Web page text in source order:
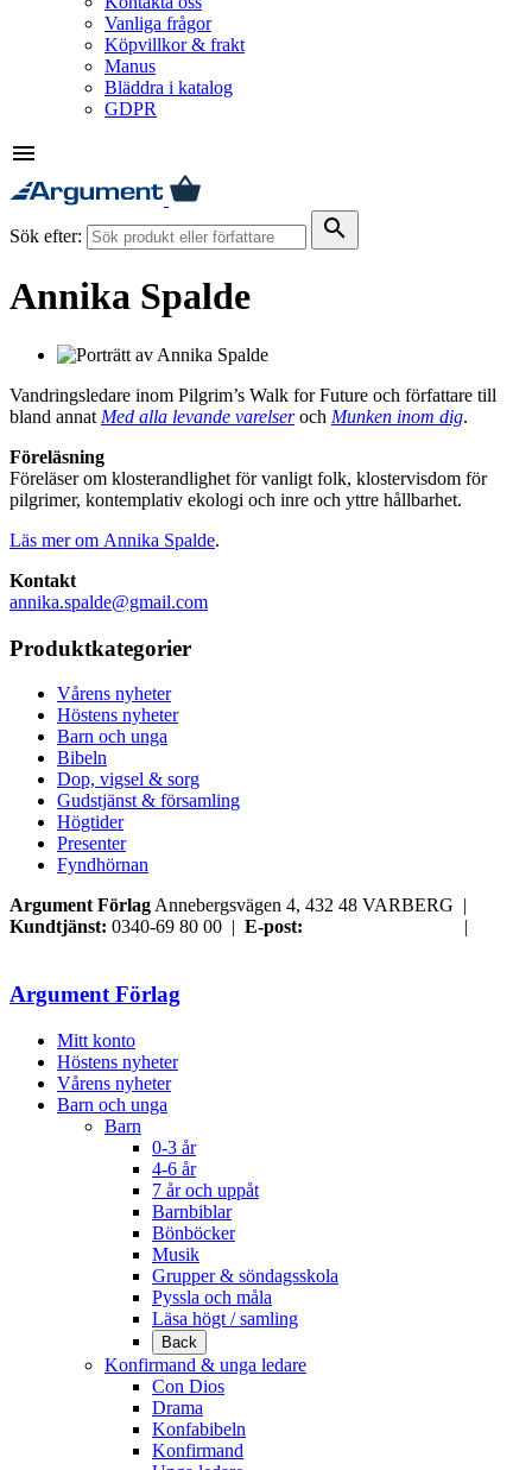
Vanliga frågor
Köpvillkor & frakt
Manus
Bläddra i katalog
GDPR
menu
Sök efter: search
Annika Spalde
Vandringsledare inom Pilgrim’s Walk for Future och författare till
bland annat Med alla levande varelseroch Munken inom dig.
Föreläsning
Föreläser om klosterandlighet för vanligt folk, klostervisdom för
pilgrimer, kontemplativ ekologi och inre och yttre hållbarhet.
Läs mer om Annika Spalde.
Kontakt
annika.spalde@gmail.com
Produktkategorier
Vårens nyheter
Höstens nyheter
Barn och unga
Bibeln
Dop, vigsel & sorg
Gudstjänst & församling
Högtider
Presenter
Fyndhörnan
Argument Förlag Annebergsvägen 4, 432 48 VARBERG |
Kundtjänst: 0340-69 80 00 | E-post:
|
Argument Förlag
Mitt konto
Höstens nyheter
Vårens nyheter
Barn och unga
Barn
0-3 år
4-6 år
7 år och uppåt
Barnbiblar
Bönböcker
Musik
Grupper & söndagsskola
Pyssla och måla
Läsa högt / samling
Back
Konfirmand & unga ledare
Con Dios
Drama
Konfabibeln
Konfirmand